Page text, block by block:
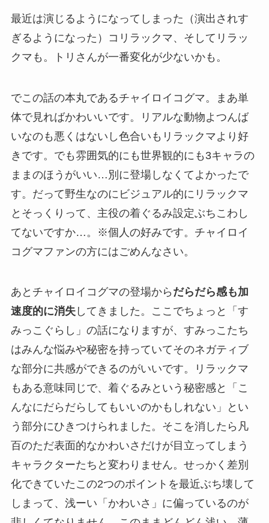
最近は演じるようになってしまった（演出されす
ぎるようになった）コリラックマ、そしてリラッ
クマも。トリさんが一番変化が少ないかも。
でこの話の本丸であるチャイロイコグマ。まあ単
体で見ればかわいいです。リアルな動物よつんば
いなのも悪くはないし色合いもリラックマより好
きです。でも雰囲気的にも世界観的にも3キャラの
ままのほうがいい…別に登場しなくてよかったで
す。だって野生なのにビジュアル的にリラックマ
とそっくりって、主役の着ぐるみ設定ぶちこわし
てないですか…。※個人の好みです。チャイロイ
コグマファンの方にはごめんなさい。
あとチャイロイコグマの登場から だらだら感も加
速度的に消失してきました。ここでちょっと「す
みっこぐらし」の話になりますが、すみっこたち
はみんな悩みや秘密を持っていてそのネガティブ
な部分に共感ができるのがいいです。リラックマ
もある意味同じで、着ぐるみという秘密感と「こ
んなにだらだらしてもいいのかもしれない」とい
う部分にひきつけられました。そこを消したら凡
百のただ表面的なかわいさだけが目立ってしまう
キャラクターたちと変わりません。せっかく差別
化できていたこの2つのポイントを最近ぶち壊して
しまって、浅ーい「かわいさ」に偏っているのが